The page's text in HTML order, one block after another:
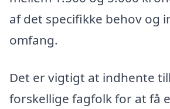
af det specifikke behov og
omfang.
Det er vigtigt at indhente
forskellige fagfolk for at få